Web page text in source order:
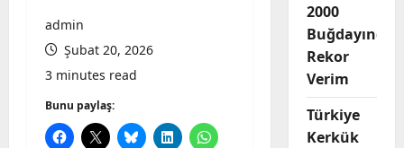
admin
Şubat 20, 2026
3 minutes read
Bunu paylaş:
2000
Buğdayında
Rekor
Verim
Türkiye
Kerkük